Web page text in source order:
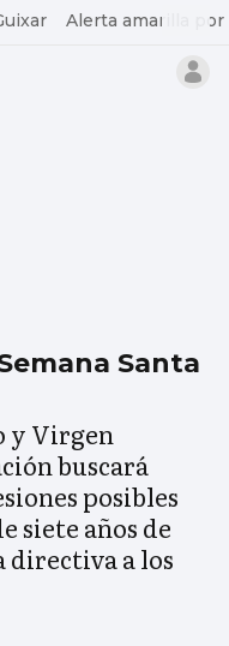
Alerta amarilla por
Santa
y Virgen
buscará
posibles
siete años de
directiva a los